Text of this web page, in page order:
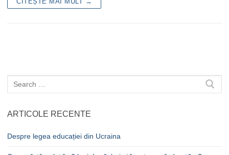
Caută
după:
ARTICOLE RECENTE
Despre legea educației din Ucraina